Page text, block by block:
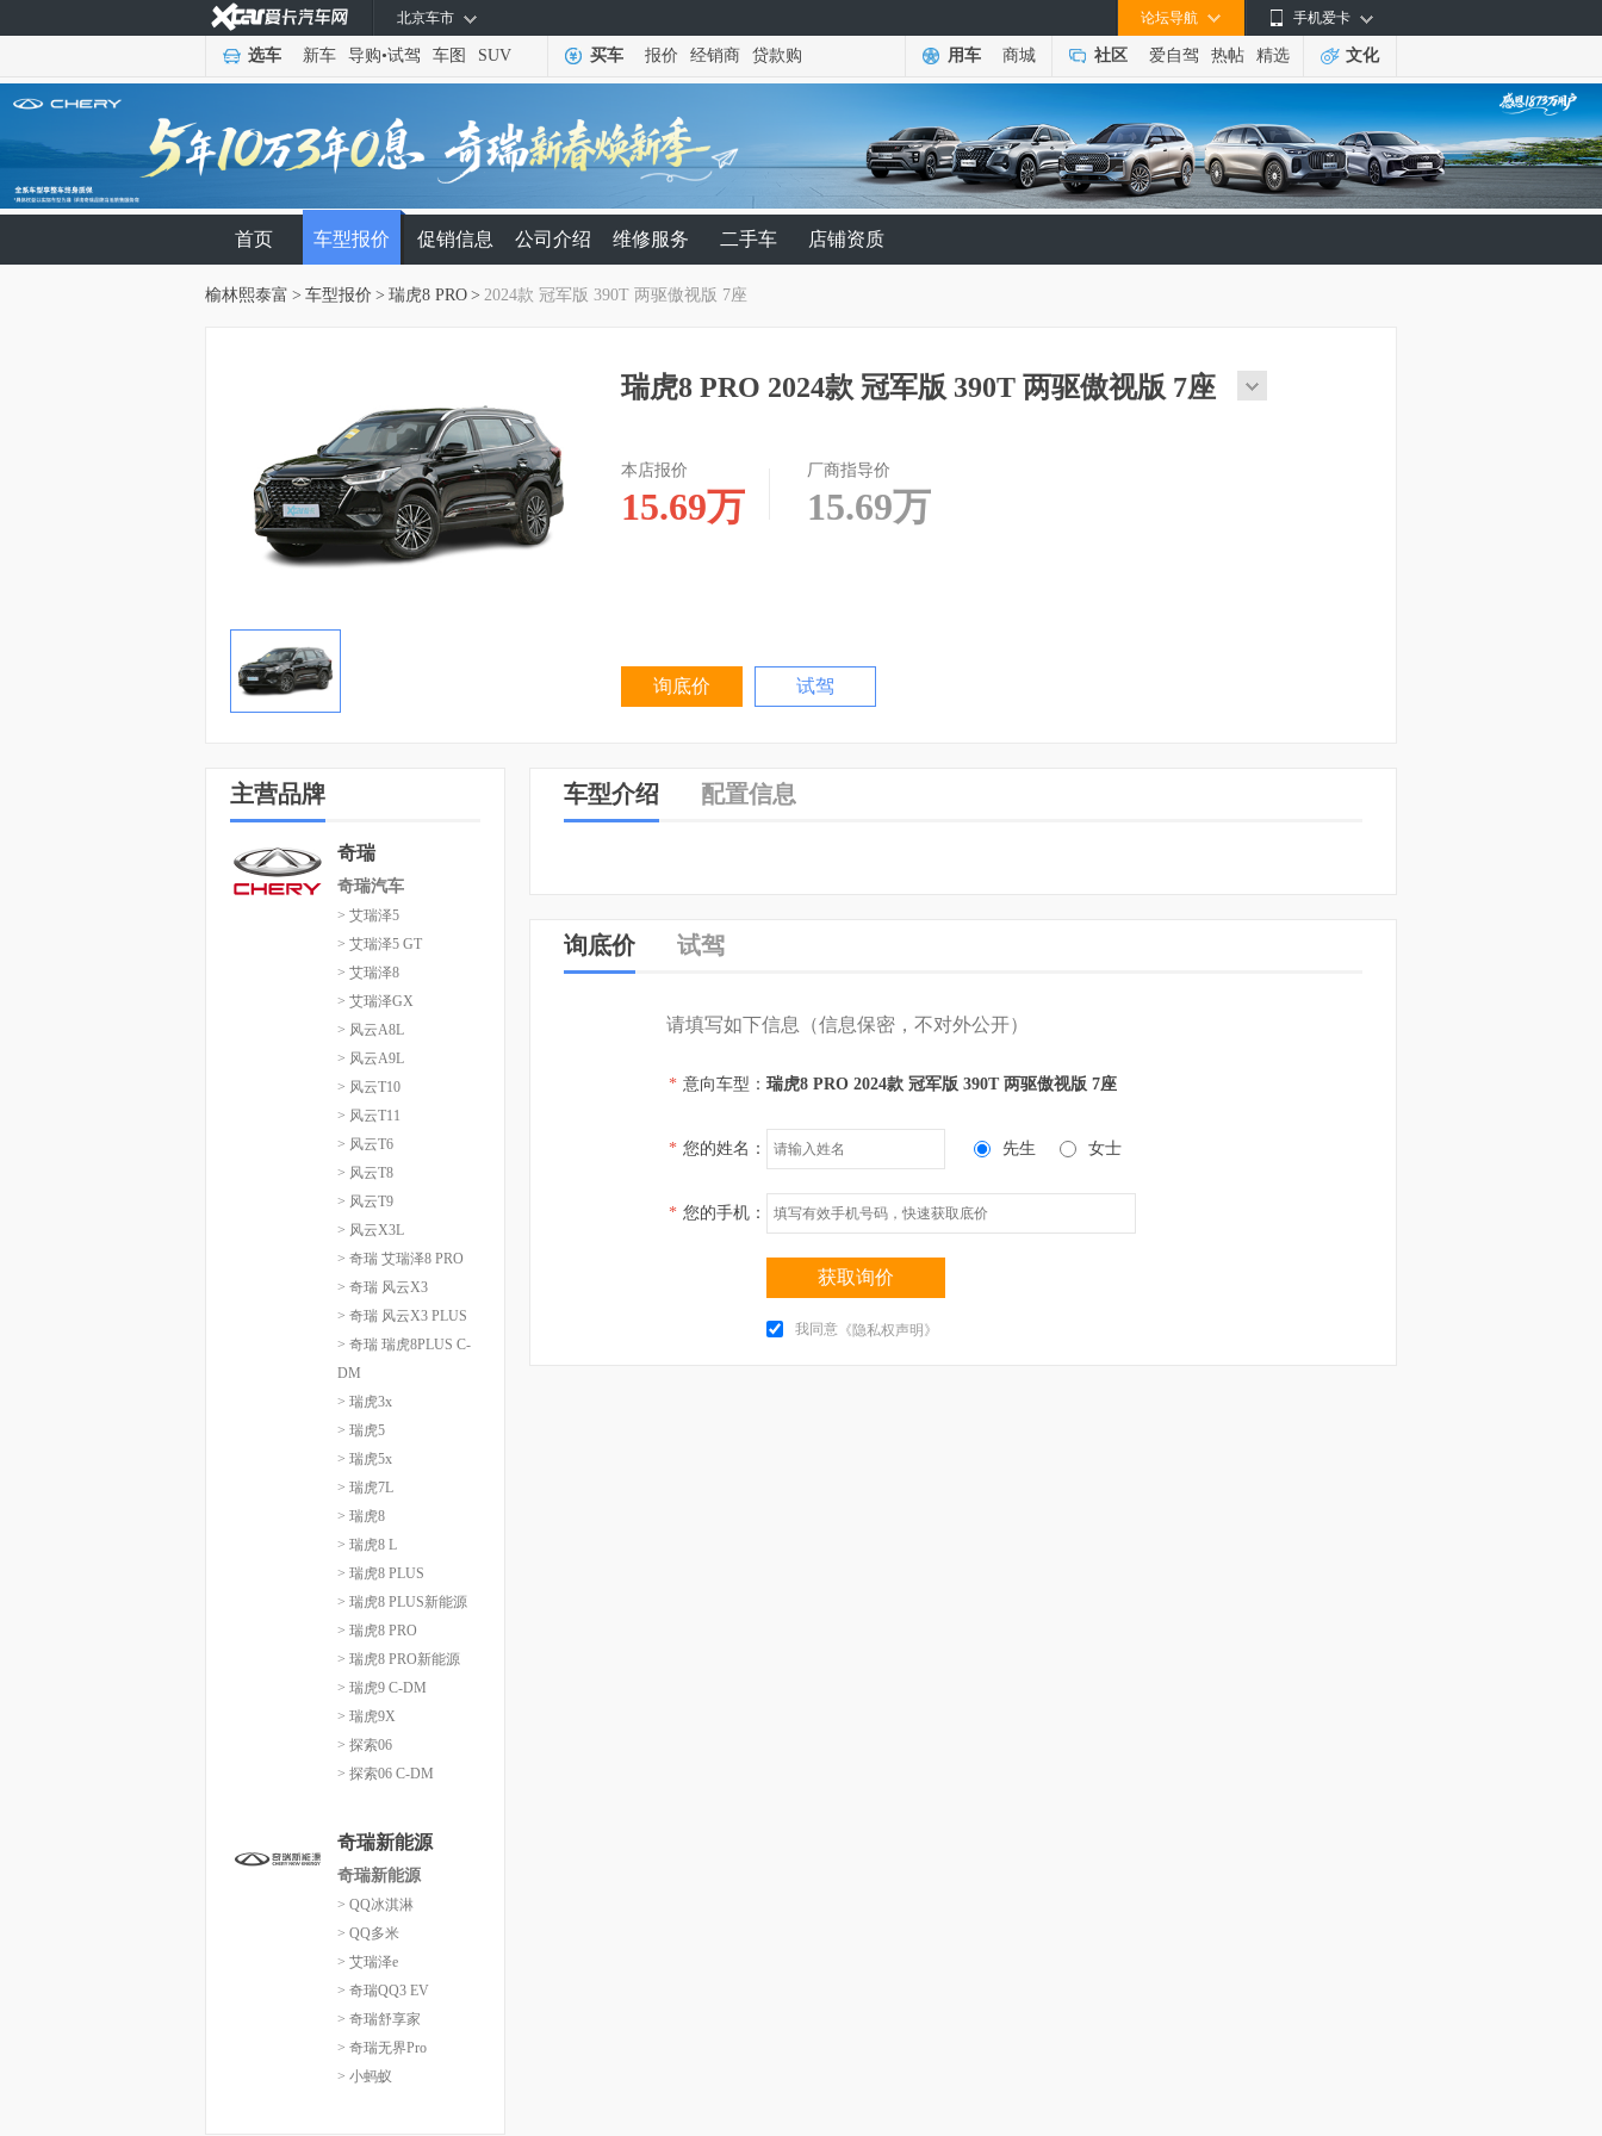
手机爱卡
论坛导航
北京车市
选车 新车 导购•试驾 车图 SUV 买车 报价 经销商 贷款购 用车 商城 社区 爱自驾 热帖 精选 文化
首页 车型报价 促销信息 公司介绍 维修服务 二手车 店铺资质
榆林熙泰富 > 车型报价 > 瑞虎8 PRO > 2024款 冠军版 390T 两驱傲视版 7座
瑞虎8 PRO 2024款 冠军版 390T 两驱傲视版 7座
本店报价
15.69万
厂商指导价
15.69万
询底价 试驾
主营品牌
奇瑞
奇瑞汽车
> 艾瑞泽5
> 艾瑞泽5 GT
> 艾瑞泽8
> 艾瑞泽GX
> 风云A8L
> 风云A9L
> 风云T10
> 风云T11
> 风云T6
> 风云T8
> 风云T9
> 风云X3L
> 奇瑞 艾瑞泽8 PRO
> 奇瑞 风云X3
> 奇瑞 风云X3 PLUS
> 奇瑞 瑞虎8PLUS C-
DM
> 瑞虎3x
> 瑞虎5
> 瑞虎5x
> 瑞虎7L
> 瑞虎8
> 瑞虎8 L
> 瑞虎8 PLUS
> 瑞虎8 PLUS新能源
> 瑞虎8 PRO
> 瑞虎8 PRO新能源
> 瑞虎9 C-DM
> 瑞虎9X
> 探索06
> 探索06 C-DM
奇瑞新能源
奇瑞新能源
> QQ冰淇淋
> QQ多米
> 艾瑞泽e
> 奇瑞QQ3 EV
> 奇瑞舒享家
> 奇瑞无界Pro
> 小蚂蚁
车型介绍 配置信息
询底价 试驾
请填写如下信息（信息保密，不对外公开）
* 意向车型： 瑞虎8 PRO 2024款 冠军版 390T 两驱傲视版 7座
* 您的姓名： 先生 女士
* 您的手机：
获取询价
我同意 《隐私权声明》